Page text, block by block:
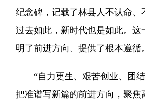
纪念碑，记载了林县人不认命
过去如此，新时代也是如此。
明了前进方向、提供了根本遵循。
“自力更生、艰苦创业、团结
把准谱写新篇的前进方向，聚焦